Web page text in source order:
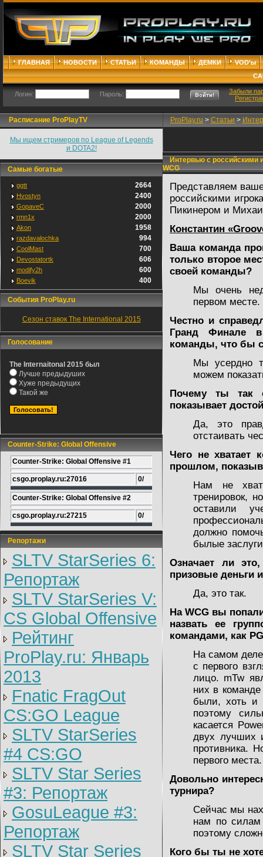
ГЛАВНАЯ НОВОСТИ СТАТЬИ КОМАНДЫ ДЕМКИ
VOD'ы
Логин: Пароль:
Забыли
Расписание ProPlayTV
Мы ищем стримеров по League of Legends
и DOTA2!
Самые богатые
ggtt 2664
Hvostyn 2400
GopaveC 2000
rmn1x 2000
Akon 1958
razdavalochka 994
CoolMast 700
Devostatortk 606
modify2h 600
Boevik 400
События ProPlay.ru
Сезон ставок The International 2015
Голосование
The Internaitonal 2015 был
Лучше предыдуших
Хуже предыдущих
Такой же
Counter-Strike: Global Offensive
Counter-Strike: Global Offensive #1
csgo.proplay.ru:27016 0/
Counter-Strike: Global Offensive #2
csgo.proplay.ru:27215 0/
Репортажи
SLTV StarSeries 6:
Репортаж
SLTV StarSeries V:
CS Global Offensive
Рейтинг
ProPlay.ru: Январь
2013
Fnatic FragOut
CS:GO League
SLTV StarSeries
#4 CS:GO
SLTV Star Series
#3: Репортаж
GosuLeague #3:
Репортаж
SLTV Star Series
ProPlay.ru > Статьи >
Интервью с российскими
WCG
Представляем
российскими
Пикинером и
Константин
Ваша команда
только второе
своей команды?
Мы очень
первом месте.
Честно и
Гранд Финале
команды, что бы
Мы усердно
можем
Почему ты так
показывает
Да, это
отстаивать
Чего не хватает
прошлом,
Нам не
тренировок,
оставили
должно
былые
Означает ли
призовые деньги
Да, это так.
На WCG вы
назвать ее
командами, как
На самом деле
с первого
лицо. mTw
них в
были, хоть и
поэтому
касается
двух лучших
противника.
первого места.
Довольно
турнира?
Сейчас мы
нам по силам
поэтому
Кого бы ты не